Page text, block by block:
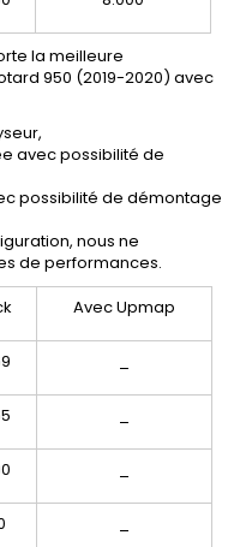
la meilleure
950 (2019-2020) avec
avec possibilité de
possibilité de démontage
nous ne
de performances.
Avec Upmap